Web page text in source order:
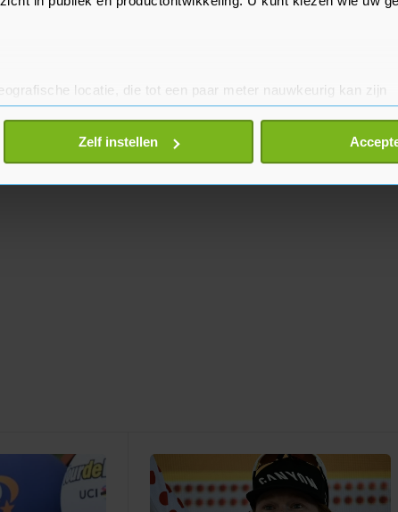
locatie, die tot een paar meter nauwkeurig kan zijn
actief te scannen op specifieke eigenschappen (fingerprinting)
worden verwerkt en stel uw voorkeuren in het
in de Cookieverklaring.
Zelf instellen